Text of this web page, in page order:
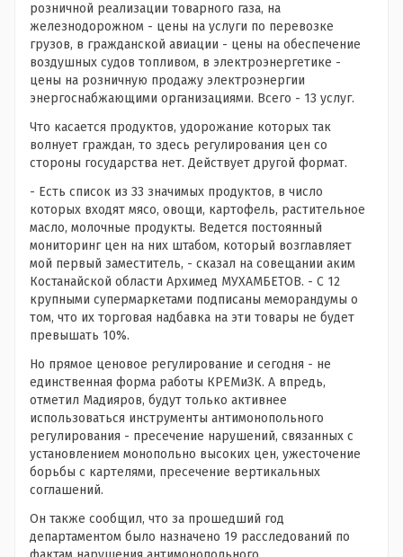
розничной реализации товарного газа, на
железнодорожном - цены на услуги по перевозке
грузов, в гражданской авиации - цены на обеспечение
воздушных судов топливом, в электроэнергетике -
цены на розничную продажу электроэнергии
энергоснабжающими организациями. Всего - 13 услуг.
Что касается продуктов, удорожание которых так
волнует граждан, то здесь регулирования цен со
стороны государства нет. Действует другой формат.
- Есть список из 33 значимых продуктов, в число
которых входят мясо, овощи, картофель, растительное
масло, молочные продукты. Ведется постоянный
мониторинг цен на них штабом, который возглавляет
мой первый заместитель, - сказал на совещании аким
Костанайской области Архимед МУХАМБЕТОВ. - С 12
крупными супермаркетами подписаны меморандумы о
том, что их торговая надбавка на эти товары не будет
превышать 10%.
Но прямое ценовое регулирование и сегодня - не
единственная форма работы КРЕМиЗК. А впредь,
отметил Мадияров, будут только активнее
использоваться инструменты антимонопольного
регулирования - пресечение нарушений, связанных с
установлением монопольно высоких цен, ужесточение
борьбы с картелями, пресечение вертикальных
соглашений.
Он также сообщил, что за прошедший год
департаментом было назначено 19 расследований по